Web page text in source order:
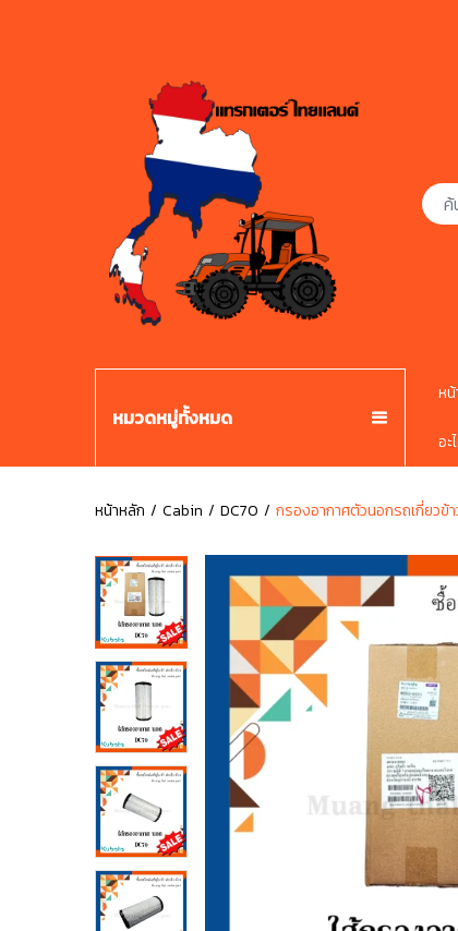
หมวดหมู่ทั้งหมด
ห
อ
หน้าหลัก Cabin DC70 กรองอากาศตัวนอกรถเกี่ยวข้